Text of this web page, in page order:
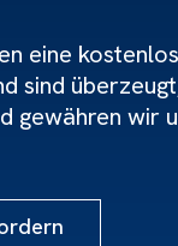
eine
sind
gewähren wir